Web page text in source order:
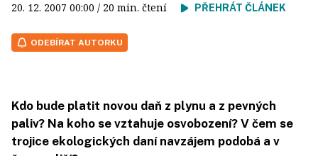
20. 12. 2007 00:00 / 20 min. čtení PŘEHRÁT ČLÁNEK
ODEBÍRAT AUTORKU
Kdo bude platit novou daň z plynu a z pevných
paliv? Na koho se vztahuje osvobození? V čem se
trojice ekologických daní navzájem podobá a v